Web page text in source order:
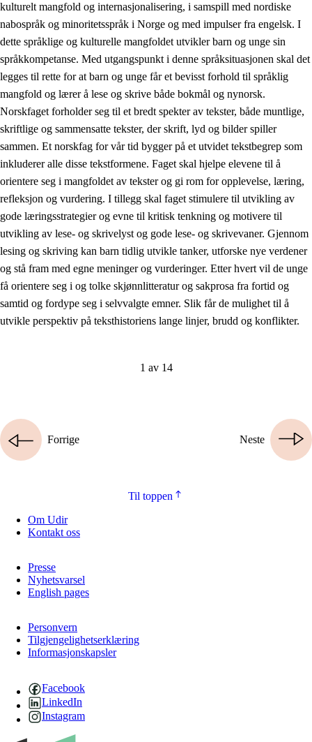
kulturelt mangfold og internasjonalisering, i samspill med nordiske
nabospråk og minoritetsspråk i Norge og med impulser fra engelsk. I
dette språklige og kulturelle mangfoldet utvikler barn og unge sin
språkkompetanse. Med utgangspunkt i denne språksituasjonen skal det
legges til rette for at barn og unge får et bevisst forhold til språklig
mangfold og lærer å lese og skrive både bokmål og nynorsk.
Norskfaget forholder seg til et bredt spekter av tekster, både muntlige,
skriftlige og sammensatte tekster, der skrift, lyd og bilder spiller
sammen. Et norskfag for vår tid bygger på et utvidet tekstbegrep som
inkluderer alle disse tekstformene. Faget skal hjelpe elevene til å
orientere seg i mangfoldet av tekster og gi rom for opplevelse, læring,
refleksjon og vurdering. I tillegg skal faget stimulere til utvikling av
gode læringsstrategier og evne til kritisk tenkning og motivere til
utvikling av lese- og skrivelyst og gode lese- og skrivevaner. Gjennom
lesing og skriving kan barn tidlig utvikle tanker, utforske nye verdener
og stå fram med egne meninger og vurderinger. Etter hvert vil de unge
få orientere seg i og tolke skjønnlitteratur og sakprosa fra fortid og
samtid og fordype seg i selvvalgte emner. Slik får de mulighet til å
utvikle perspektiv på teksthistoriens lange linjer, brudd og konflikter.
1 av 14
Neste
Forrige
Til toppen
Om Udir
Kontakt oss
Presse
Nyhetsvarsel
English pages
Personvern
Tilgjengelighetserklæring
Informasjonskapsler
Facebook
LinkedIn
Instagram